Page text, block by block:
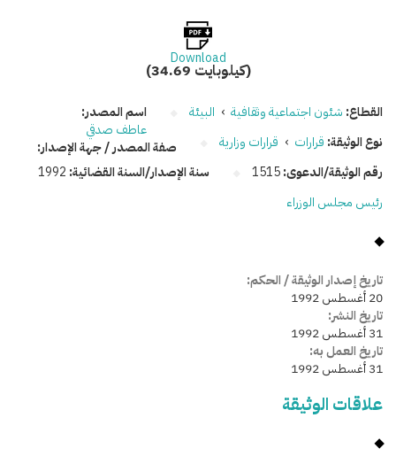
Download
(34.69 كيلوبايت)
القطاع: شئون اجتماعية وثقافية › البيئة
نوع الوثيقة: قرارات › قرارات وزارية
رقم الوثيقة/الدعوى:1515 سنة الإصدار/السنة القضائية: 1992
اسم المصدر:
عاطف صدقي
صفة المصدر / جهة الإصدار:
رئيس مجلس الوزراء
تاريخ إصدار الوثيقة / الحكم:
20 أغسطس 1992
تاريخ النشر:
31 أغسطس 1992
تاريخ العمل به:
31 أغسطس 1992
علاقات الوثيقة